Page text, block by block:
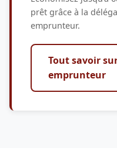
prêt grâce à la
emprunteur.
Tout savoir
emprunteur